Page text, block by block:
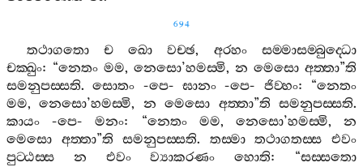
694
තථාගතො ච ඛො වච‍්ඡ, අරහං
සම‍්මාසම‍්බුද‍්ධො
චක‍්ඛුං: “නෙතං මම, නෙසො’හමස‍්මි, න මෙසො අත‍්තා”ති
සමනුපස‍්සති.සොතං -පෙ-ඝානං -පෙ- ජිව‍්හං: “නෙතං
මම,නෙසො’හමස‍්මි, න මෙසො අත‍්තා”ති සමනුපස‍්සති.
කායං -පෙ-මනං: “නෙතං මම, නෙසො’හමස‍්මි,න
මෙසො
අත‍්තා”ති සමනුපස‍්සති. තස‍්මා තථාගතස‍්ස
එවං
පුට‍්ඨස‍්ස
න එවං ව්‍යාකරණං හොති: “සස‍්සතො